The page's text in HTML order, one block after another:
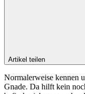
Artikel teilen
Normalerweise kennen
Gnade. Da hilft kein